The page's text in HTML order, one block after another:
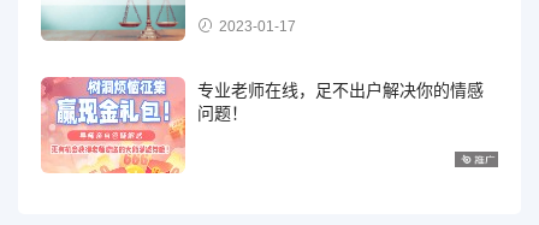
2023-01-17
专业老师在线，足不出户解决你的情感
问题！